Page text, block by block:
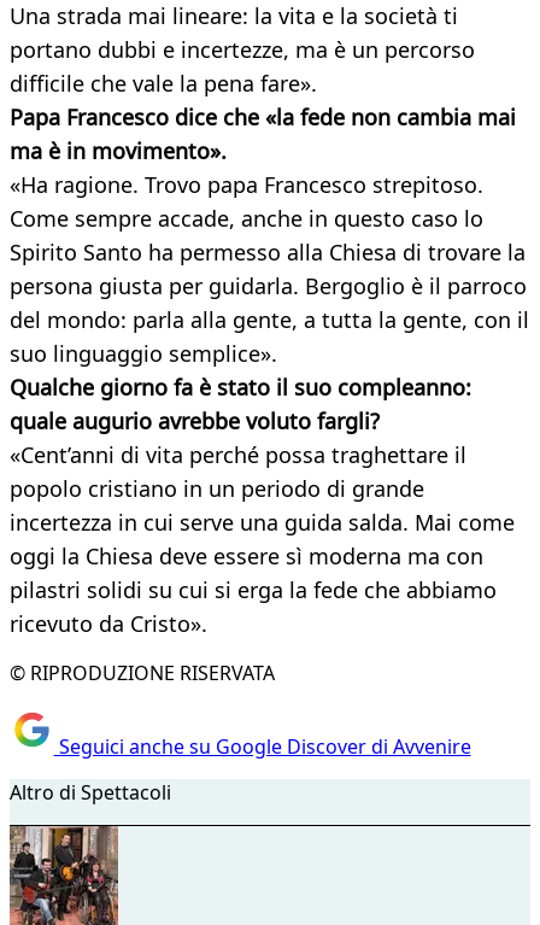
Una strada mai lineare: la vita e la società ti
portano dubbi e incertezze, ma è un percorso
difficile che vale la pena fare».
Papa Francesco dice che «la fede non cambia mai
ma è in movimento».
«Ha ragione. Trovo papa Francesco strepitoso.
Come sempre accade, anche in questo caso lo
Spirito Santo ha permesso alla Chiesa di trovare la
persona giusta per guidarla. Bergoglio è il parroco
del mondo: parla alla gente, a tutta la gente, con il
suo linguaggio semplice».
Qualche giorno fa è stato il suo compleanno:
quale augurio avrebbe voluto fargli?
«Cent’anni di vita perché possa traghettare il
popolo cristiano in un periodo di grande
incertezza in cui serve una guida salda. Mai come
oggi la Chiesa deve essere sì moderna ma con
pilastri solidi su cui si erga la fede che abbiamo
ricevuto da Cristo».
© RIPRODUZIONE RISERVATA
Seguici anche su Google Discover di Avvenire
Altro di Spettacoli